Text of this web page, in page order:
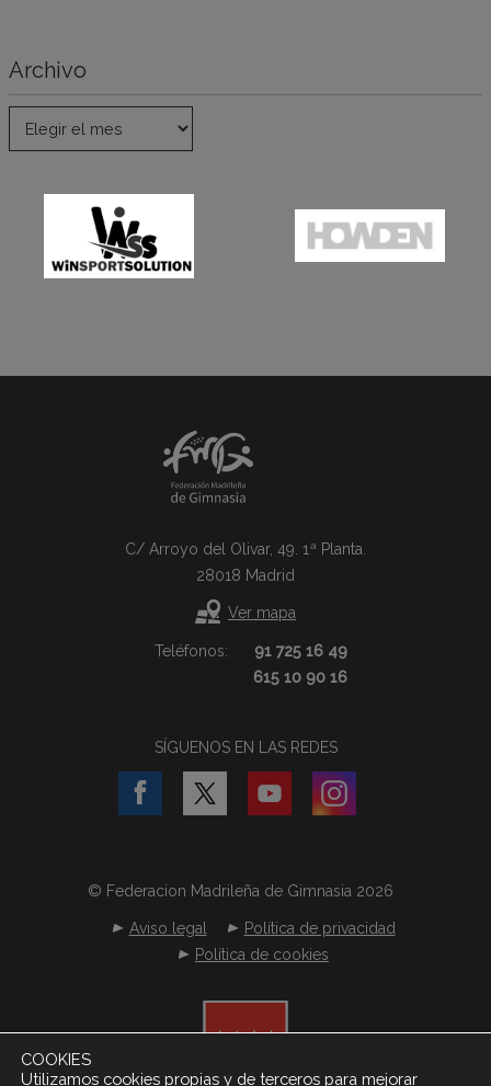
Archivo
C/ Arroyo del Olivar, 49. 1ª Planta.
28018 Madrid
Ver mapa
Teléfonos:
91 725 16 49
615 10 90 16
SÍGUENOS EN LAS REDES
© Federacion Madrileña de Gimnasia 2026
Aviso legal
Política de privacidad
Política de cookies
COOKIES
Utilizamos cookies propias y de terceros para mejorar